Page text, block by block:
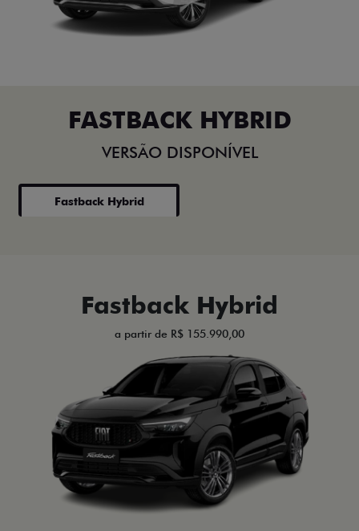
FASTBACK HYBRID
VERSÃO DISPONÍVEL
Fastback Hybrid
Fastback Hybrid
a partir de R$ 155.990,00